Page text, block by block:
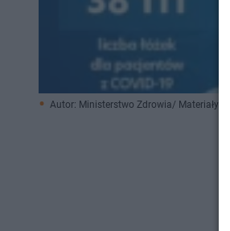
Autor: Ministerstwo Zdrowia/ Materiały